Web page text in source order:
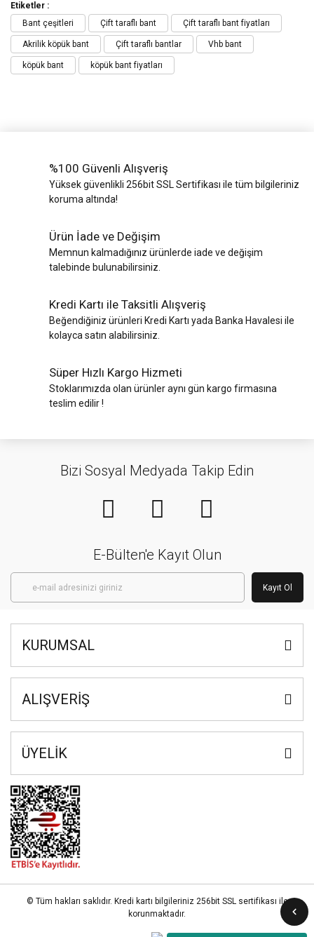
Etiketler :
Bant çeşitleri
Çift taraflı bant Çift taraflı bant fiyatları
Akrilik köpük bant Çift taraflı bantlar Vhb bant
köpük bant köpük bant fiyatları
%100 Güvenli Alışveriş
Yüksek güvenlikli 256bit SSL Sertifikası ile tüm bilgileriniz
koruma altında!
Ürün İade ve Değişim
Memnun kalmadığınız ürünlerde iade ve değişim
talebinde bulunabilirsiniz.
Kredi Kartı ile Taksitli Alışveriş
Beğendiğiniz ürünleri Kredi Kartı yada Banka Havalesi ile
kolayca satın alabilirsiniz.
Süper Hızlı Kargo Hizmeti
Stoklarımızda olan ürünler aynı gün kargo firmasına
teslim edilir !
Bizi Sosyal Medyada Takip Edin
E-Bülten'e Kayıt Olun
Kayıt Ol
KURUMSAL
ALIŞVERİŞ
ÜYELİK
© Tüm hakları saklıdır. Kredi kartı bilgileriniz 256bit SSL sertifikası ile
korunmaktadır.